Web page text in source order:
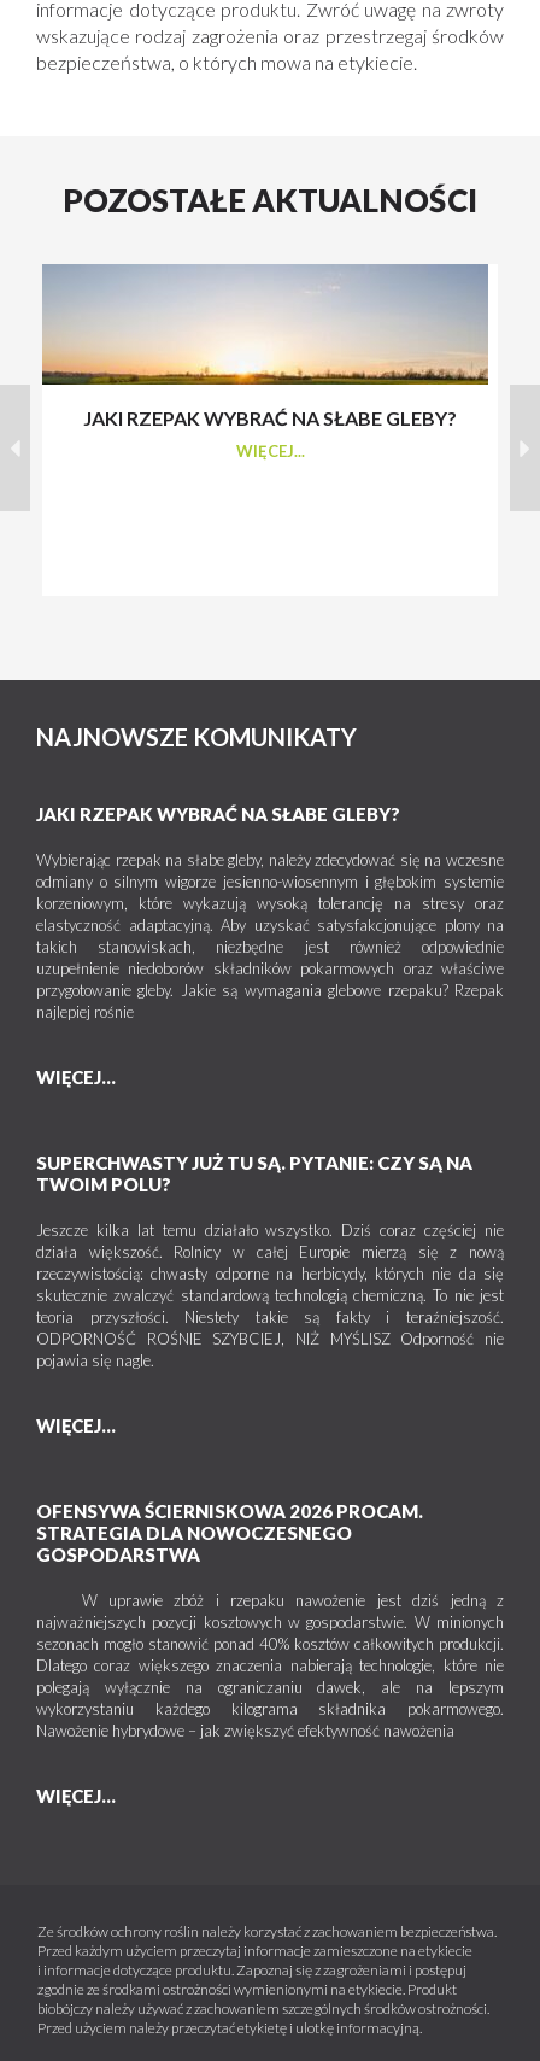
informacje dotyczące produktu. Zwróć uwagę na zwroty
wskazujące rodzaj zagrożenia oraz przestrzegaj środków
bezpieczeństwa, o których mowa na etykiecie.
POZOSTAŁE AKTUALNOŚCI
JAKI RZEPAK WYBRAĆ NA SŁABE GLEBY?
WIĘCEJ...
NAJNOWSZE KOMUNIKATY
JAKI RZEPAK WYBRAĆ NA SŁABE GLEBY?
Wybierając rzepak na słabe gleby, należy zdecydować się na wczesne
odmiany o silnym wigorze jesienno-wiosennym i głębokim systemie
korzeniowym, które wykazują wysoką tolerancję na stresy oraz
elastyczność adaptacyjną. Aby uzyskać satysfakcjonujące plony na
takich stanowiskach, niezbędne jest również odpowiednie
uzupełnienie niedoborów składników pokarmowych oraz właściwe
przygotowanie gleby. Jakie są wymagania glebowe rzepaku? Rzepak
najlepiej rośnie
WIĘCEJ...
SUPERCHWASTY JUŻ TU SĄ. PYTANIE: CZY SĄ NA
TWOIM POLU?
Jeszcze kilka lat temu działało wszystko. Dziś coraz częściej nie
działa większość. Rolnicy w całej Europie mierzą się z nową
rzeczywistością: chwasty odporne na herbicydy, których nie da się
skutecznie zwalczyć standardową technologią chemiczną. To nie jest
teoria przyszłości. Niestety takie są fakty i teraźniejszość.
ODPORNOŚĆ ROŚNIE SZYBCIEJ, NIŻ MYŚLISZ Odporność nie
pojawia się nagle.
WIĘCEJ...
OFENSYWA ŚCIERNISKOWA 2026 PROCAM.
STRATEGIA DLA NOWOCZESNEGO
GOSPODARSTWA
W uprawie zbóż i rzepaku nawożenie jest dziś jedną z
najważniejszych pozycji kosztowych w gospodarstwie. W minionych
sezonach mogło stanowić ponad 40% kosztów całkowitych produkcji.
Dlatego coraz większego znaczenia nabierają technologie, które nie
polegają wyłącznie na ograniczaniu dawek, ale na lepszym
wykorzystaniu każdego kilograma składnika pokarmowego.
Nawożenie hybrydowe – jak zwiększyć efektywność nawożenia
WIĘCEJ...
Ze środków ochrony roślin należy korzystać z zachowaniem bezpieczeństwa.
Przed każdym użyciem przeczytaj informacje zamieszczone na etykiecie
i informacje dotyczące produktu. Zapoznaj się z zagrożeniami i postępuj
zgodnie ze środkami ostrożności wymienionymi na etykiecie. Produkt
biobójczy należy używać z zachowaniem szczególnych środków ostrożności.
Przed użyciem należy przeczytać etykietę i ulotkę informacyjną.